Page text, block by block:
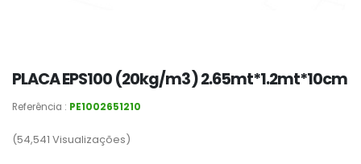
PLACA EPS100 (20kg/m3) 2.65mt*1.2mt*10cm
Referência : PE1002651210
(54,541 Visualizações)